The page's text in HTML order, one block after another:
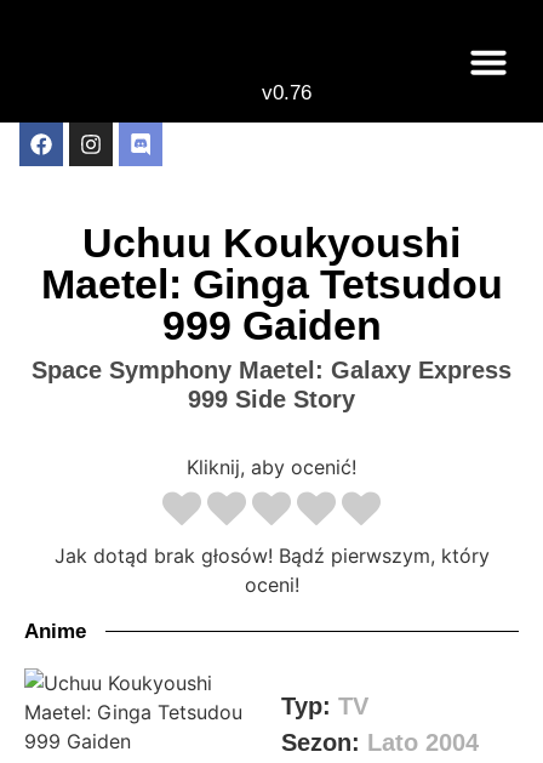
v0.76
Uchuu Koukyoushi
Maetel: Ginga Tetsudou
999 Gaiden
Space Symphony Maetel: Galaxy Express
999 Side Story
Kliknij, aby ocenić!
Jak dotąd brak głosów! Bądź pierwszym, który
oceni!
Anime
Typ: TV
Sezon: Lato 2004